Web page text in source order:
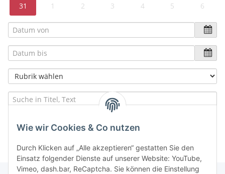
31 1 2 3 4 5 6
suchen
Wie wir Cookies & Co nutzen
Durch Klicken auf „Alle akzeptieren“ gestatten Sie den
Einsatz folgender Dienste auf unserer Website: YouTube,
Vimeo, dash.bar, ReCaptcha. Sie können die Einstellung